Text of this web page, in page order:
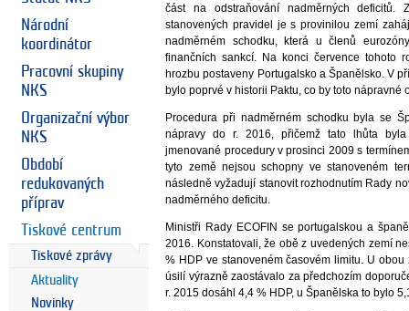
Národní
koordinátor
Pracovní skupiny
NKS
Organizační výbor
NKS
Období
redukovaných
příprav
Tiskové centrum
Tiskové zprávy
Aktuality
Novinky
část na odstraňování nadměrných deficitů.
stanovených pravidel je s provinilou zemí
nadměrném schodku, která u členů
finančních sankcí. Na konci července tohoto
hrozbu postaveny Portugalsko a Španělsko. V
bylo poprvé v historii Paktu, co by toto nápravné
Procedura při nadměrném schodku byla se
nápravy do r. 2016, přičemž tato lhůta
jmenované procedury v prosinci 2009 s
tyto země nejsou schopny ve stanoveném
následně vyžadují stanovit rozhodnutím Rady
nadměrného deficitu.
Ministři Rady ECOFIN se portugalskou a
2016. Konstatovali, že obě z uvedených zemí
% HDP ve stanoveném časovém limitu. U
úsilí výrazně zaostávalo za předchozím
r. 2015 dosáhl 4,4 % HDP, u Španělska to bylo